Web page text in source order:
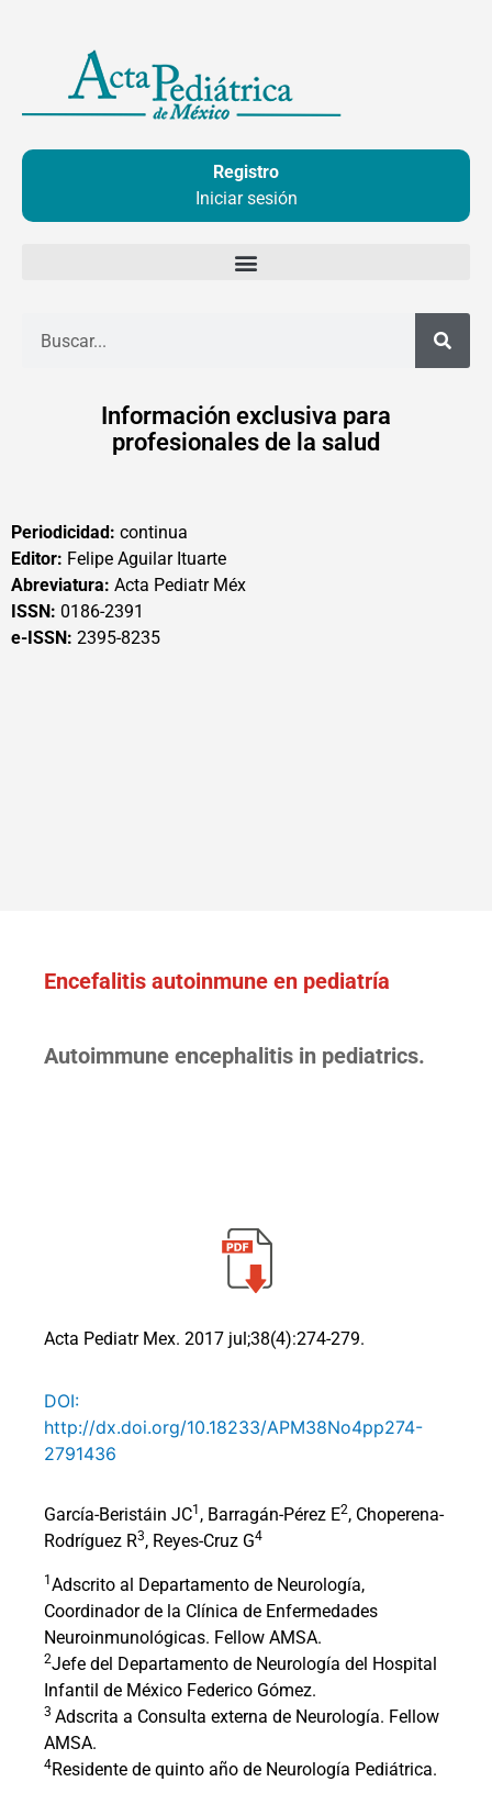
contenido
Registro
Iniciar sesión
Información exclusiva para
profesionales de la salud
Periodicidad: continua
Editor: Felipe Aguilar Ituarte
Abreviatura: Acta Pediatr Méx
ISSN: 0186-2391
e-ISSN: 2395-8235
Encefalitis autoinmune en pediatría
Autoimmune encephalitis in pediatrics.
Acta Pediatr Mex. 2017 jul;38(4):274-279.
DOI:
http://dx.doi.org/10.18233/APM38No4pp274-
2791436
García-Beristáin JC1 , Barragán-Pérez E2, Choperena-
Rodríguez R3, Reyes-Cruz G4
1 Adscrito al Departamento de Neurología,
Coordinador de la Clínica de Enfermedades
Neuroinmunológicas. Fellow AMSA.
2Jefe del Departamento de Neurología del Hospital
Infantil de México Federico Gómez.
3 Adscrita a Consulta externa de Neurología. Fellow
AMSA.
4Residente de quinto año de Neurología Pediátrica.